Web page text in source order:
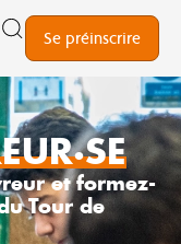
Se préinscrire
et formez-
Tour de